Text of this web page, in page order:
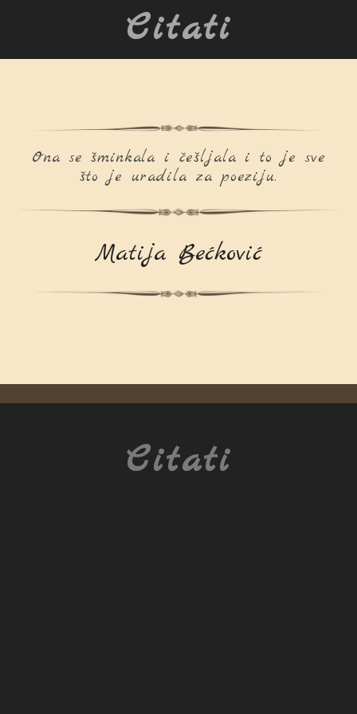
Citati
Ona se šminkala i češljala i to je sve
što je uradila za poeziju.
Matija Bećković
Citati